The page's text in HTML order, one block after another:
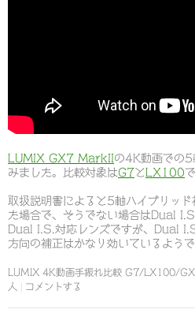
LUMIX GX7 MarkIIの4K動画での5
みました。比較対象はG7 と LX100
取扱説明書によると5軸ハイブリッ
た場合で、そうでない場合はDual
Dual I.S.対応レンズですが、Dual
方向の補正はかなり効いているようで
LUMIX 4K動画手振れ比較 G7/LX100/
人
コメントする